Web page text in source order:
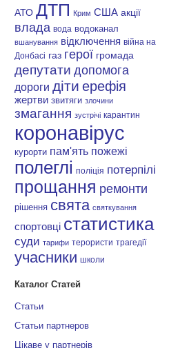
АТО ДТП Крим США акції
влада вода водоканал
вшанування відключення війна на
Донбасі газ герої громада
депутати допомога
дороги діти ерефія
жертви звитяги злочини
змагання зустрічі карантин
коронавірус
курорти пам'ять пожежі
полеглі поліція потерпілі
прощання ремонти
рішення свята святкування
спортовці статистика
суди тарифи терористи трагедії
учасники школи
Каталог Статей
Статьи
Статьи партнеров
Цікаве у партнерів